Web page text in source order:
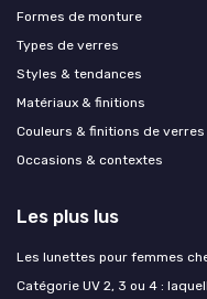
Formes de monture
Types de verres
Styles & tendances
Matériaux & finitions
Couleurs & finitions de verres
Occasions & contextes
Les plus lus
Les lunettes pour femmes
Catégorie UV 2, 3 ou 4 :